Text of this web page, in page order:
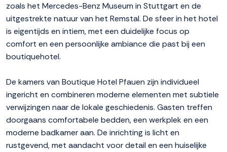
zoals het Mercedes-Benz Museum in Stuttgart en de
uitgestrekte natuur van het Remstal. De sfeer in het hotel
is eigentijds en intiem, met een duidelijke focus op
comfort en een persoonlijke ambiance die past bij een
boutiquehotel.
De kamers van Boutique Hotel Pfauen zijn individueel
ingericht en combineren moderne elementen met subtiele
verwijzingen naar de lokale geschiedenis. Gasten treffen
doorgaans comfortabele bedden, een werkplek en een
moderne badkamer aan. De inrichting is licht en
rustgevend, met aandacht voor detail en een huiselijke